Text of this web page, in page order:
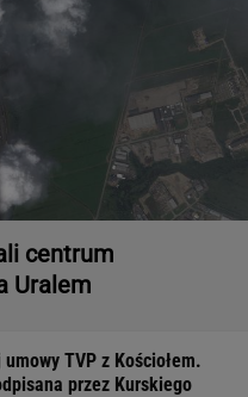
centrum
Uralem
TVP z Kościołem.
przez Kurskiego